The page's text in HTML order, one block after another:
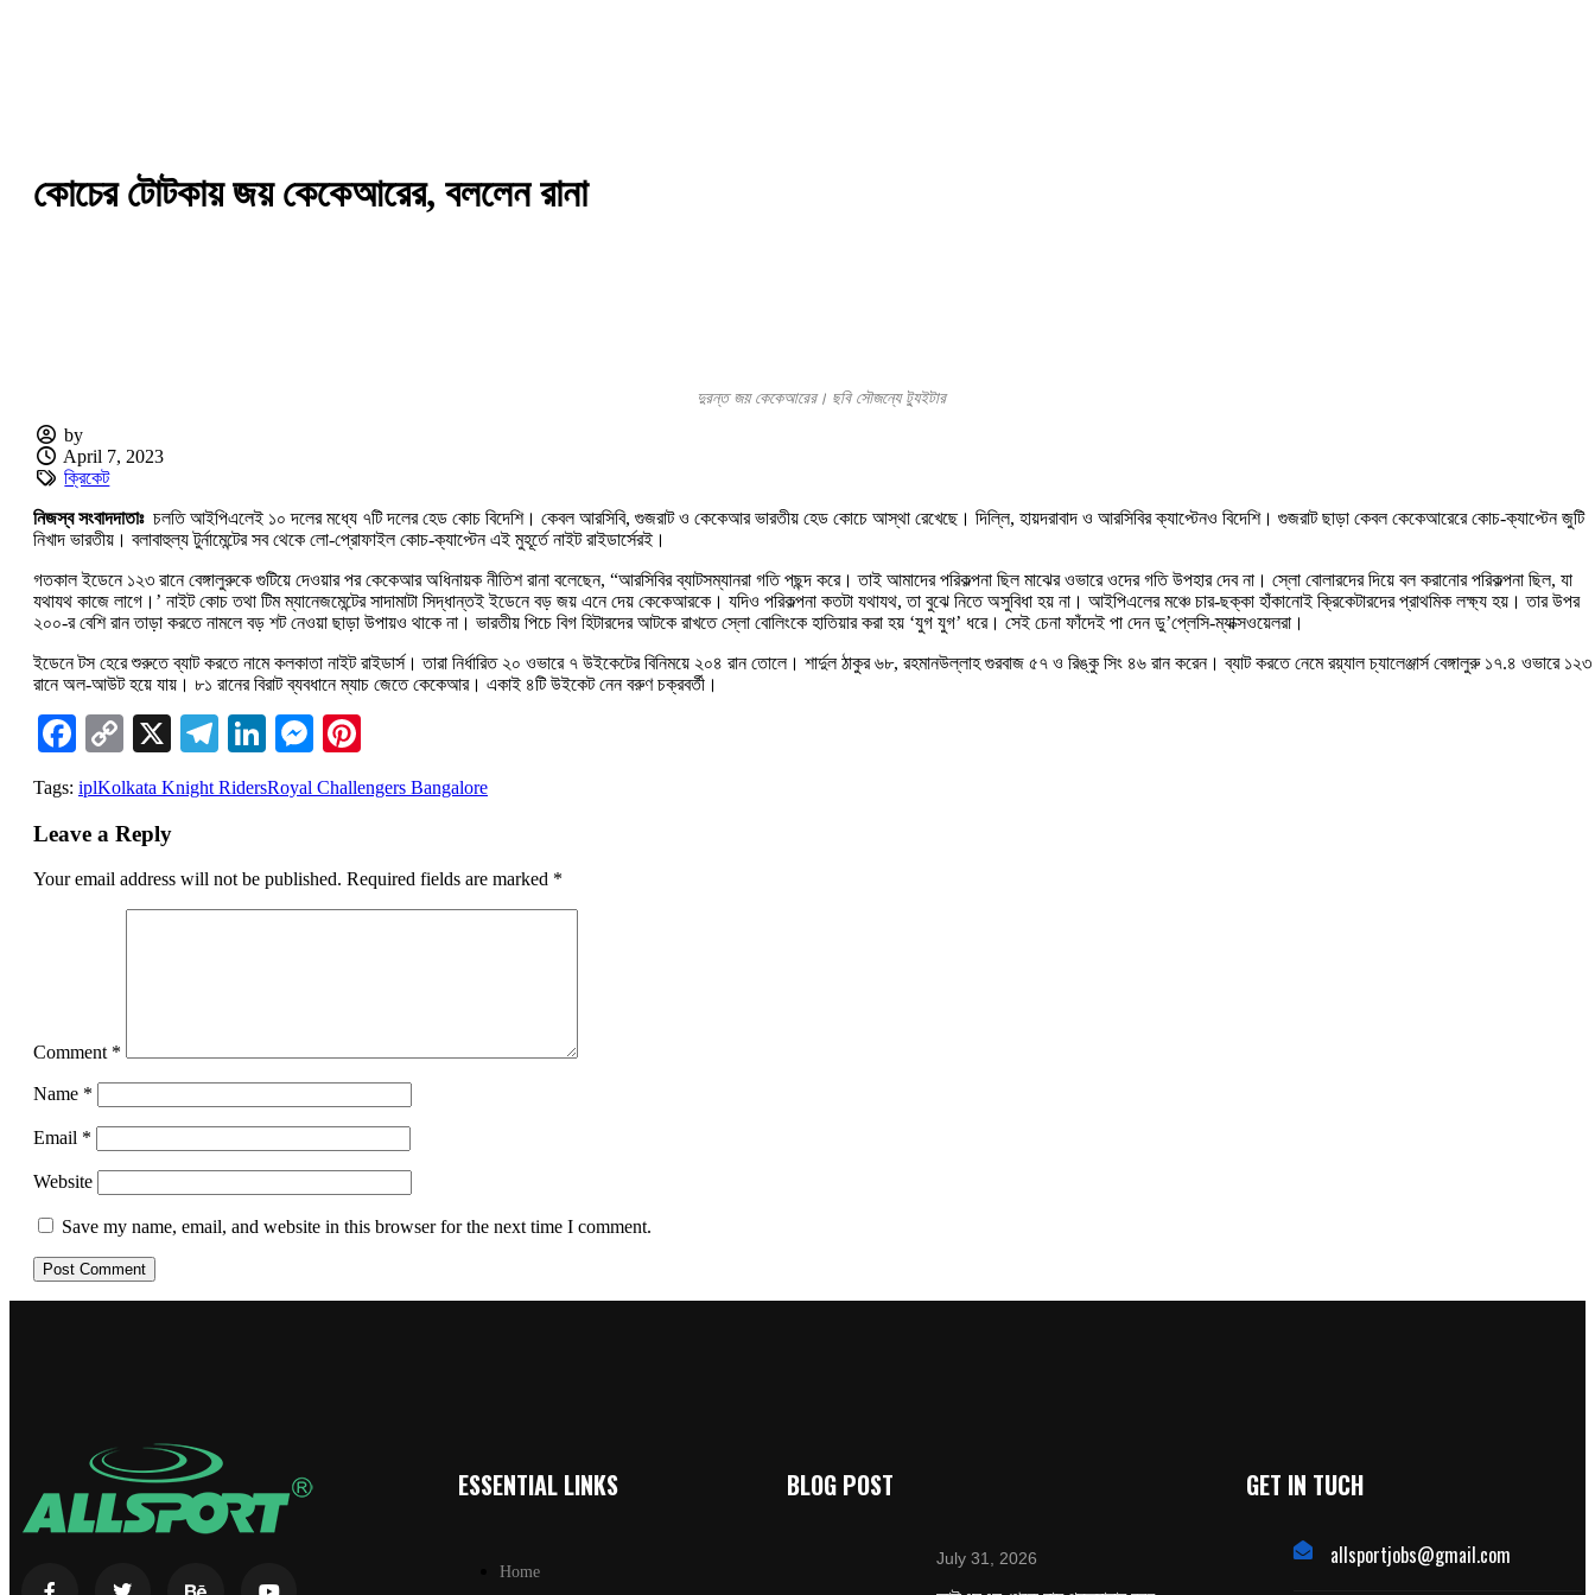
কোচের টোটকায় জয় কেকেআরের, বললেন রানা
দুরন্ত জয় কেকেআরের। ছবি সৌজন্যে ট্যুইটার
by
April 7, 2023
ক্রিকেট
নিজস্ব সংবাদদাতাঃ চলতি আইপিএলেই ১০ দলের মধ্যে ৭টি দলের হেড কোচ বিদেশি। কেবল আরসিবি, গুজরাট ও কেকেআর ভারতীয় হেড কোচে আস্থা রেখেছে। দিল্লি, হায়দরাবাদ ও আরসিবির ক্যাপ্টেনও বিদেশি। গুজরাট ছাড়া কেবল কেকেআরেরে কোচ-ক্যাপ্টেন জুটি
নিখাদ ভারতীয়। বলাবাহুল্য টুর্নামেন্টের সব থেকে লো-প্রোফাইল কোচ-ক্যাপ্টেন এই মুহূর্তে নাইট রাইডার্সেরই।
গতকাল ইডেনে ১২৩ রানে বেঙ্গালুরুকে গুটিয়ে দেওয়ার পর কেকেআর অধিনায়ক নীতিশ রানা বলেছেন, “আরসিবির ব্যাটসম্যানরা গতি পছন্দ করে। তাই আমাদের পরিকল্পনা ছিল মাঝের ওভারে ওদের গতি উপহার দেব না। স্লো বোলারদের দিয়ে বল করানোর পরিকল্পনা ছিল, যা
যথাযথ কাজে লাগে।’ নাইট কোচ তথা টিম ম্যানেজমেন্টের সাদামাটা সিদ্ধান্তই ইডেনে বড় জয় এনে দেয় কেকেআরকে। যদিও পরিকল্পনা কতটা যথাযথ, তা বুঝে নিতে অসুবিধা হয় না। আইপিএলের মঞ্চে চার-ছক্কা হাঁকানোই ক্রিকেটারদের প্রাথমিক লক্ষ্য হয়। তার উপর
২০০-র বেশি রান তাড়া করতে নামলে বড় শট নেওয়া ছাড়া উপায়ও থাকে না। ভারতীয় পিচে বিগ হিটারদের আটকে রাখতে স্লো বোলিংকে হাতিয়ার করা হয় ‘যুগ যুগ’ ধরে। সেই চেনা ফাঁদেই পা দেন ডু’প্লেসি-ম্যাক্সওয়েলরা।
ইডেনে টস হেরে শুরুতে ব্যাট করতে নামে কলকাতা নাইট রাইডার্স। তারা নির্ধারিত ২০ ওভারে ৭ উইকেটের বিনিময়ে ২০৪ রান তোলে। শার্দুল ঠাকুর ৬৮, রহমানউল্লাহ গুরবাজ ৫৭ ও রিঙ্কু সিং ৪৬ রান করেন। ব্যাট করতে নেমে রয়্যাল চ্যালেঞ্জার্স বেঙ্গালুরু ১৭.৪ ওভারে ১২৩
রানে অল-আউট হয়ে যায়। ৮১ রানের বিরাট ব্যবধানে ম্যাচ জেতে কেকেআর। একাই ৪টি উইকেট নেন বরুণ চক্রবর্তী।
Facebook
Copy
Link
X Telegram
LinkedIn
Messenger
Tags: iplKolkata Knight RidersRoyal Challengers Bangalore
Leave a Reply
Your email address will not be published. Required fields are marked *
Comment *
Name *
Email *
Website
Save my name, email, and website in this browser for the next time I comment.
ESSENTIAL LINKS
Home
BLOG POST
July 31, 2026
GET IN TUCH
allsportjobs@gmail.com